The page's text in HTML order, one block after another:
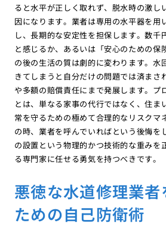
ると水平が正しく取れず、脱水時の激し
因になります。業者は専用の水平器を用
し、長期的な安定性を担保します。数千
と感じるか、あるいは「安心のための保
の後の生活の質は劇的に変わります。水
きてしまうと自分だけの問題では済まさ
や多額の賠償責任にまで発展します。プ
とは、単なる家事の代行ではなく、住ま
常を守るための極めて合理的なリスクマ
の時、業者を呼んでいればという後悔を
の設置という物理的かつ技術的な重みを
る専門家に任せる勇気を持つべきです。
悪徳な水道修理業者
ための自己防衛術